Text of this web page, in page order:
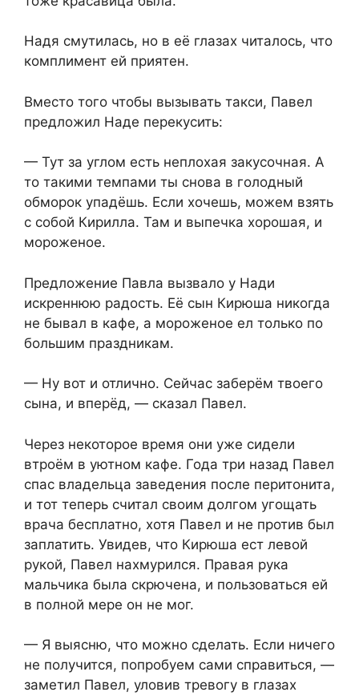
Надя смутилась, но в её глазах читалось, что
комплимент ей приятен.
Вместо того чтобы вызывать такси, Павел
предложил Наде перекусить:
— Тут за углом есть неплохая закусочная. А
то такими темпами ты снова в голодный
обморок упадёшь. Если хочешь, можем взять
с собой Кирилла. Там и выпечка хорошая, и
мороженое.
Предложение Павла вызвало у Нади
искреннюю радость. Её сын Кирюша никогда
не бывал в кафе, а мороженое ел только по
большим праздникам.
— Ну вот и отлично. Сейчас заберём твоего
сына, и вперёд, — сказал Павел.
Через некоторое время они уже сидели
втроём в уютном кафе. Года три назад Павел
спас владельца заведения после перитонита,
и тот теперь считал своим долгом угощать
врача бесплатно, хотя Павел и не против был
заплатить. Увидев, что Кирюша ест левой
рукой, Павел нахмурился. Правая рука
мальчика была скрючена, и пользоваться ей
в полной мере он не мог.
— Я выясню, что можно сделать. Если ничего
не получится, попробуем сами справиться, —
заметил Павел, уловив тревогу в глазах